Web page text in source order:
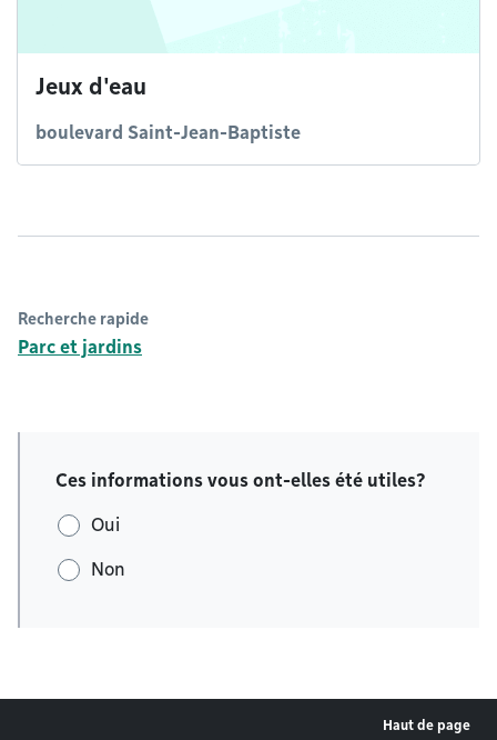
Jeux d'eau
boulevard Saint-Jean-Baptiste
Recherche rapide
Parc et jardins
Ces informations vous ont-elles été utiles?
Oui
Non
Haut de page